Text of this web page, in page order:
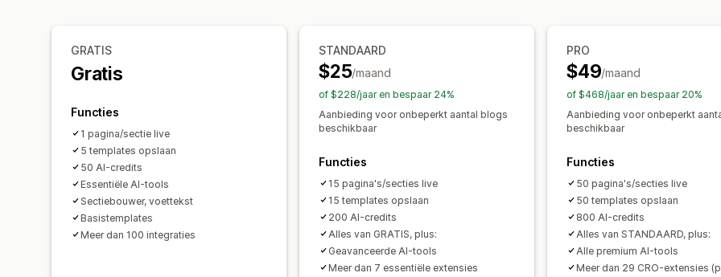
Pagina´s beheren
Bewerkingstool
Pagina's opslaan Conceptpagina's
Globale stijlen Aangepaste
Vertaling
Lokalisatie AI-generatie
CDN Inzichten en tips
Activiteitenlogboeken
Verzendbescherming
Vaak samen gekocht Bundles
AI-aanbevelingen
Analytics
Aanbevelingsprestaties
GRATIS
Gratis
Functies
1 pagina/sectie live
5 templates opslaan
50 AI-credits
Essentiële AI-tools
Sectiebouwer, voettekst
Basistemplates
Meer dan 100 integraties
STANDAARD
$25/maand
of $228/jaar en bespaar 24%
Aanbieding voor onbeperkt aantal blogs
beschikbaar
Functies
15 pagina's/secties live
15 templates opslaan
200 AI-credits
Alles van GRATIS, plus:
Geavanceerde AI-tools
Meer dan 7 essentiële extensies
PRO
$49/maand
of $468/jaar en bespaar 20%
Aanbieding voor onbeperkt
beschikbaar
Functies
50 pagina's/secties live
50 templates opslaan
800 AI-credits
Alles van STANDAARD, plus:
Alle premium AI-tools
Meer dan 29 CRO-extensies